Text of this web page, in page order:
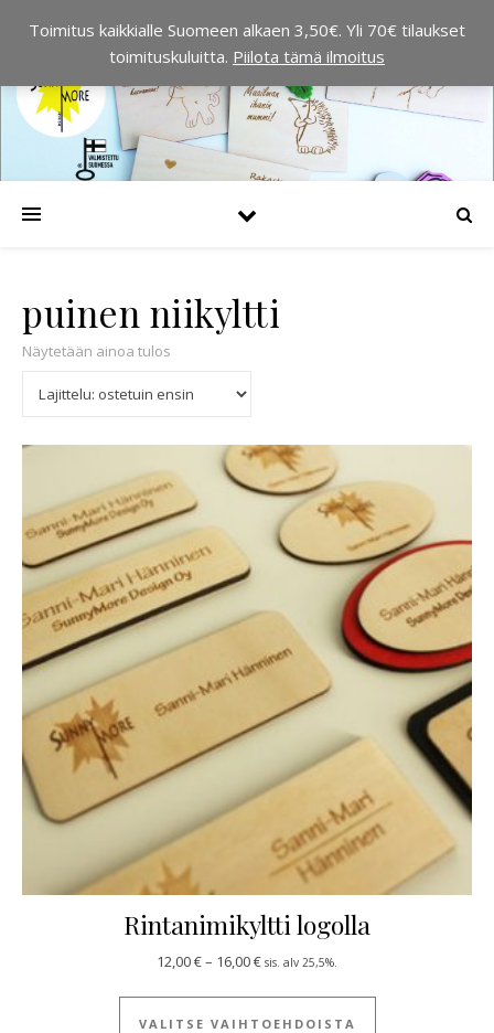
puinen niikyltti
Näytetään ainoa tulos
Rintanimikyltti logolla
12,00€– 16,00€Hintaluokka: 12,00 € - 16,00 €
sis. alv 25,5%.
VALITSE VAIHTOEHDOISTA
Tällä tuotteella
Toimitus kaikkialle Suomeen alkaen 3,50€. Yli 70€ tilaukset
toimituskuluitta. Piilota tämä ilmoitus